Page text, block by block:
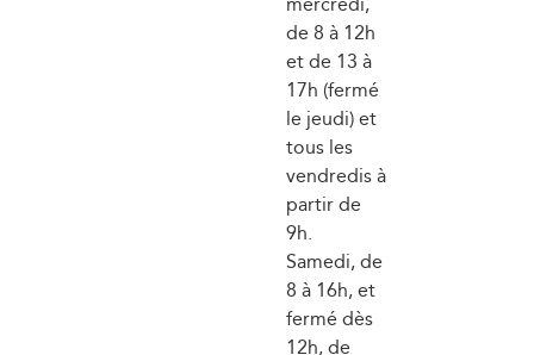
de 8 à 12h
et de 13 à
17h (fermé
le jeudi) et
tous les
vendredis à
partir de
9h.
Samedi, de
8 à 16h, et
fermé dès
12h, de